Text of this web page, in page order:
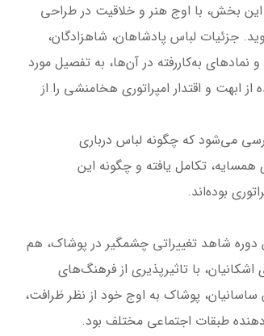
بخش، با اوج هنر و خلاقیت در طراحی
جزئیات لباس پادشاهان، شاهزادگان،
نمادهای به‌کاررفته در آن‌ها، به تفصیل مورد
ابهت و اقتدار امپراتوری هخامنشی را از
می‌شود که چگونه لباس درباری
تکامل یافته و چگونه این
بوده‌اند.
دوره شاهد تغییراتی چشمگیر در پوشاک، هم
با تاثیرپذیری از فرهنگ‌های
پوشاک به اوج خود از نظر ظرافت،
طبقات اجتماعی مختلف بود.